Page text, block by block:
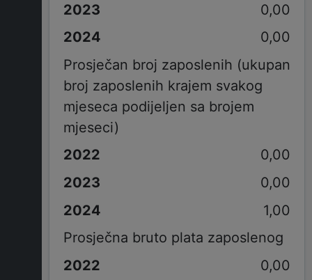
0,00
0,00
Prosječan broj zaposlenih (ukupan
broj zaposlenih krajem svakog
mjeseca podijeljen sa brojem
mjeseci)
0,00
0,00
1,00
Prosječna bruto plata zaposlenog
0,00